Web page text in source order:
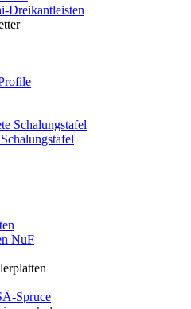
Dreikantleisten
Schalungstafel
NuF
Spruce